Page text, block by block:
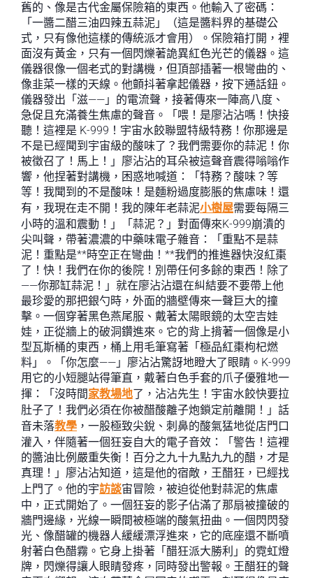
舊的、像是古代金屬保險箱的東西。他輸入了密碼：
「一醬二醋三油四辣五蒜泥」（這是醬料界的基礎公
式，只有像他這樣的傳統派才會用）。保險箱打開，裡
面沒有黃金，只有一個閃爍著詭異紅色光芒的儀器。這
儀器很像一個老式的對講機，但頂部插著一根彎曲的、
像韭菜一樣的天線。他顫抖著拿起儀器，按下通話鈕。
儀器發出「滋——」的電流聲，接著傳來一陣高八度、
急促且充滿養生焦慮的聲音。「喂！是廖沾沾嗎！快接
聽！這裡是 K-999！宇宙水餃聯盟特級特務！你那邊是
不是已經聞到宇宙級的酸味了？我們需要你的蒜泥！你
被徵召了！馬上！」廖沾沾的耳朵被這聲音震得嗡嗡作
響，他捏著對講機，困惑地喊道：「特務？酸味？等
等！我聞到的不是酸味！是麵粉過度膨脹的焦慮味！還
有，我現在走不開！我的陳年老蒜泥小樹屋需要每隔三
小時的溫和震動！」「蒜泥？」對面傳來K-999崩潰的
尖叫聲，帶著濃濃的中藥味電子雜音：「重點不是蒜
泥！重點是**時空正在彎曲！**我們的推進器快沒紅棗
了！快！我們在你的後院！別帶任何多餘的東西！除了
——你那缸蒜泥！」就在廖沾沾還在糾結要不要帶上他
最珍愛的那把銀勺時，外面的牆壁傳來一聲巨大的撞
擊。一個穿著黑色燕尾服、戴著太陽眼鏡的太空吉娃
娃，正從牆上的破洞鑽進來。它的背上揹著一個像是小
型瓦斯桶的東西，桶上用毛筆寫著「極品紅棗枸杞燃
料」。「你怎麼——」廖沾沾驚訝地瞪大了眼睛。K-999
用它的小短腿站得筆直，戴著白色手套的爪子優雅地一
揮：「沒時間家教場地了，沾沾先生！宇宙水餃快要拉
肚子了！我們必須在你被醋酸離子炮鎖定前離開！」話
音未落教學 ，一股極致尖銳、刺鼻的酸氣猛地從店門口
灌入，伴隨著一個狂妄自大的電子音效：「警告！這裡
的醬油比例嚴重失衡！百分之九十九點九九的醋，才是
真理！」廖沾沾知道，這是他的宿敵，王醋狂，已經找
上門了。他的宇訪談宙冒險，被迫從他對蒜泥的焦慮
中，正式開始了。一個狂妄的影子佔滿了那扇被撞破的
牆門邊緣，光線一瞬間被極端的酸氣扭曲。一個閃閃發
光、像醋罐的機器人緩緩漂浮進來，它的底座還不斷噴
射著白色醋霧。它身上掛著「醋狂派大勝利」的霓虹燈
牌，閃爍得讓人眼睛發疼，同時發出警報。王醋狂的聲